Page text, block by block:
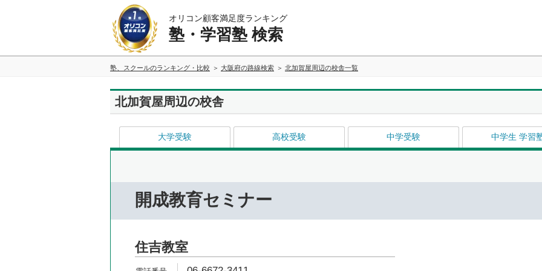
オリコン顧客満足度ランキング
塾・学習塾 検索
塾、スクールのランキング・比較 大阪府の路線検索 北加賀屋周辺の校舎一覧
北加賀屋周辺の校舎
大学受験 高校受験 中学受験 中学生 学習
開成教育セミナー
住吉教室